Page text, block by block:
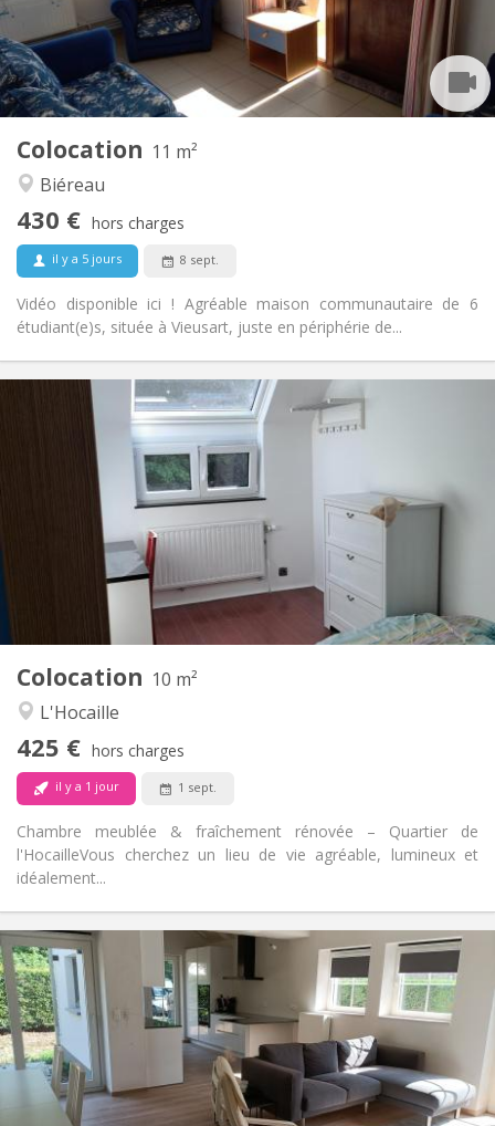
Colocation 11 m²
Biéreau
430 € hors charges
il y a 5 jours 8 sept.
Vidéo disponible ici ! Agréable maison communautaire de 6
étudiant(e)s, située à Vieusart, juste en périphérie de...
Aménagement
Salle de bain:
Commune
Cuisine:
Commune
Superficie:
11 m
2
Pièces privées:
Colocation 10 m²
L'Hocaille
425 € hors charges
il y a 1 jour 1 sept.
Chambre meublée & fraîchement rénovée – Quartier de
l'Hocaille ​Vous cherchez un lieu de vie agréable, lumineux et
idéalement...
Infos Pratiques
12 mois, 11 mois, 10 mois
Domiciliation:
Non
Aménagement
Commune
Commune
Superficie:
10 m
Pièces privées:
1
Infos Pratiques
Loyer:
400 €
Charges:
80 €
12 mois, 10 mois
Domiciliation:
Non
Aménagement